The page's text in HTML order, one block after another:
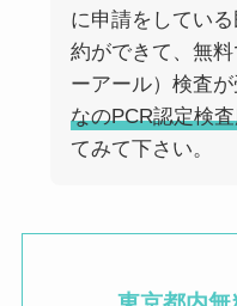
に申請をしてい
約ができて、無
ーアール）検査
なのPCR認定検
てみて下さい。